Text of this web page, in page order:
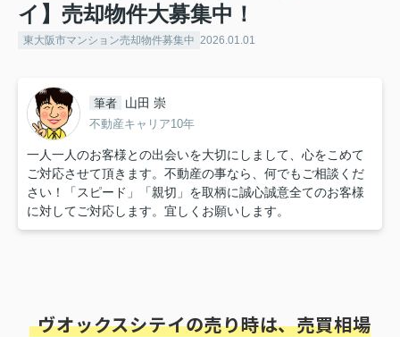
イ】売却物件大募集中！
東大阪市マンション売却物件募集中 2026.01.01
筆者 山田 崇
不動産キャリア10年
一人一人のお客様との出会いを大切にしまして、心をこめて
ご対応させて頂きます。不動産の事なら、何でもご相談くだ
さい！「スピード」「親切」を取柄に誠心誠意全てのお客様
に対してご対応します。宜しくお願いします。
ヴオックスシテイの売り時は、売買相場